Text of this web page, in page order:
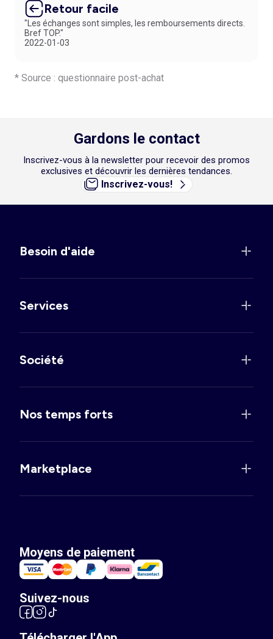
Retour facile
"Les échanges sont simples, les remboursements directs.
Bref TOP."
2022-01-03
* Source : questionnaire post-achat
Gardons le contact
Inscrivez-vous à la newsletter pour recevoir des promos
exclusives et découvrir les dernières tendances.
Inscrivez-vous!
Besoin d'aide
Services
Société
Nos temps forts
Marketplace
Moyens de paiement
Suivez-nous